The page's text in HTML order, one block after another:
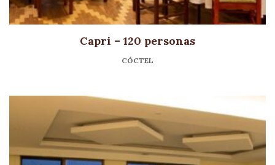
Capri – 120 personas
CÓCTEL